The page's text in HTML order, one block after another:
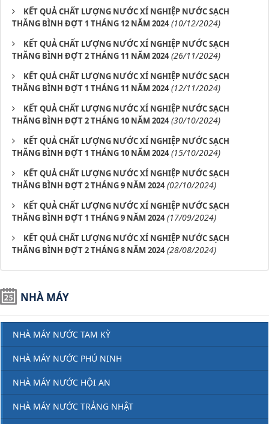
KẾT QUẢ CHẤT LƯỢNG NƯỚC XÍ NGHIỆP NƯỚC SẠCH
THĂNG BÌNH ĐỢT 1 THÁNG 12 NĂM 2024 (10/12/2024)
KẾT QUẢ CHẤT LƯỢNG NƯỚC XÍ NGHIỆP NƯỚC SẠCH
THĂNG BÌNH ĐỢT 2 THÁNG 11 NĂM 2024 (26/11/2024)
KẾT QUẢ CHẤT LƯỢNG NƯỚC XÍ NGHIỆP NƯỚC SẠCH
THĂNG BÌNH ĐỢT 1 THÁNG 11 NĂM 2024 (12/11/2024)
KẾT QUẢ CHẤT LƯỢNG NƯỚC XÍ NGHIỆP NƯỚC SẠCH
THĂNG BÌNH ĐỢT 2 THÁNG 10 NĂM 2024 (30/10/2024)
KẾT QUẢ CHẤT LƯỢNG NƯỚC XÍ NGHIỆP NƯỚC SẠCH
THĂNG BÌNH ĐỢT 1 THÁNG 10 NĂM 2024 (15/10/2024)
KẾT QUẢ CHẤT LƯỢNG NƯỚC XÍ NGHIỆP NƯỚC SẠCH
THĂNG BÌNH ĐỢT 2 THÁNG 9 NĂM 2024 (02/10/2024)
KẾT QUẢ CHẤT LƯỢNG NƯỚC XÍ NGHIỆP NƯỚC SẠCH
THĂNG BÌNH ĐỢT 1 THÁNG 9 NĂM 2024 (17/09/2024)
KẾT QUẢ CHẤT LƯỢNG NƯỚC XÍ NGHIỆP NƯỚC SẠCH
THĂNG BÌNH ĐỢT 2 THÁNG 8 NĂM 2024 (28/08/2024)
NHÀ MÁY
NHÀ MÁY NƯỚC TAM KỲ
NHÀ MÁY NƯỚC PHÚ NINH
NHÀ MÁY NƯỚC HỘI AN
NHÀ MÁY NƯỚC TRẢNG NHẬT